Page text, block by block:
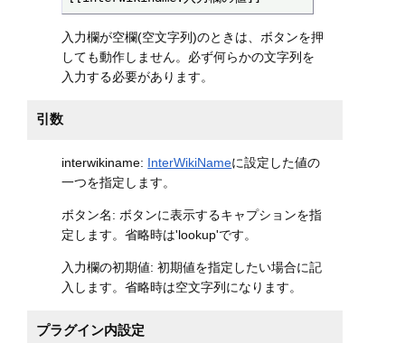
入力欄が空欄(空文字列)のときは、ボタンを押
しても動作しません。必ず何らかの文字列を
入力する必要があります。
引数
interwikiname: InterWikiNameに設定した値の
一つを指定します。
ボタン名: ボタンに表示するキャプションを指
定します。省略時は'lookup'です。
入力欄の初期値: 初期値を指定したい場合に記
入します。省略時は空文字列になります。
プラグイン内設定